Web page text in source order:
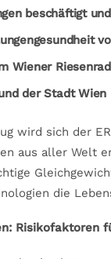
beschäftigt
Wiener
der Stadt
wird sich der
aus aller Welt
die
Risikofaktoren